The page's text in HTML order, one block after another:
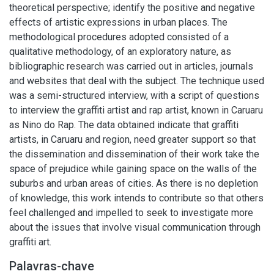
theoretical perspective; identify the positive and negative
effects of artistic expressions in urban places. The
methodological procedures adopted consisted of a
qualitative methodology, of an exploratory nature, as
bibliographic research was carried out in articles, journals
and websites that deal with the subject. The technique used
was a semi-structured interview, with a script of questions
to interview the graffiti artist and rap artist, known in Caruaru
as Nino do Rap. The data obtained indicate that graffiti
artists, in Caruaru and region, need greater support so that
the dissemination and dissemination of their work take the
space of prejudice while gaining space on the walls of the
suburbs and urban areas of cities. As there is no depletion
of knowledge, this work intends to contribute so that others
feel challenged and impelled to seek to investigate more
about the issues that involve visual communication through
graffiti art.
Palavras-chave